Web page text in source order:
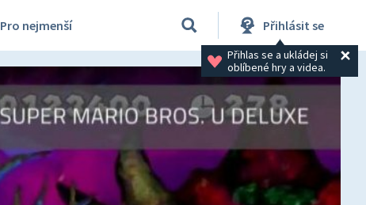
Pro nejmenší Přihlásit se
Přihlas se a ukládej si
oblíbené hry a videa.